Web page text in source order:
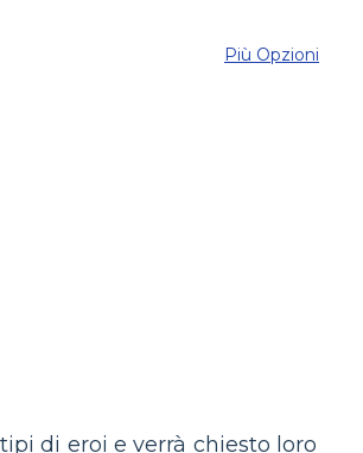
Più Opzioni
di eroi e verrà chiesto loro